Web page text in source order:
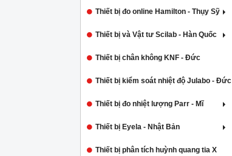
Thiết bị đo online Hamilton - Thụy Sỹ
Thiết bị và Vật tư Scilab - Hàn Quốc
Thiết bị chân không KNF - Đức
Thiết bị kiểm soát nhiệt độ Julabo - Đức
Thiết bị đo nhiệt lượng Parr - Mĩ
Thiết bị Eyela - Nhật Bản
Thiết bị phân tích huỳnh quang tia X